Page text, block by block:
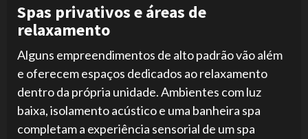
Spas privativos e áreas de
relaxamento
Alguns empreendimentos de alto padrão vão além
e oferecem espaços dedicados ao relaxamento
dentro da própria unidade. Ambientes com luz
baixa, isolamento acústico e uma banheira spa
completam a experiência sensorial de um spa